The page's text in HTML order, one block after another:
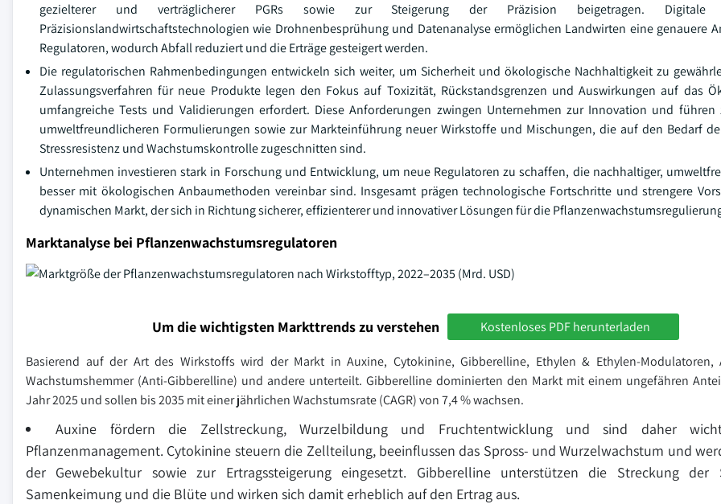
gezielterer und verträglicherer PGRs sowie zur Steigerung der Präzision beigetragen.
Präzisionslandwirtschaftstechnologien wie Drohnenbesprühung und Datenanalyse ermöglichen Landwirten eine genauere
Regulatoren, wodurch Abfall reduziert und die Erträge gesteigert werden.
Die regulatorischen Rahmenbedingungen entwickeln sich weiter, um Sicherheit und ökologische Nachhaltigkeit zu
Zulassungsverfahren für neue Produkte legen den Fokus auf Toxizität, Rückstandsgrenzen und Auswirkungen auf das
umfangreiche Tests und Validierungen erfordert. Diese Anforderungen zwingen Unternehmen zur Innovation und führen
umweltfreundlicheren Formulierungen sowie zur Markteinführung neuer Wirkstoffe und Mischungen, die auf den Bedarf
Stressresistenz und Wachstumskontrolle zugeschnitten sind.
Unternehmen investieren stark in Forschung und Entwicklung, um neue Regulatoren zu schaffen, die nachhaltiger,
besser mit ökologischen Anbaumethoden vereinbar sind. Insgesamt prägen technologische Fortschritte und strengere
dynamischen Markt, der sich in Richtung sicherer, effizienterer und innovativer Lösungen für die
Marktanalyse bei Pflanzenwachstumsregulatoren
Um die wichtigsten Markttrends zu verstehen Kostenloses PDF herunterladen
Basierend auf der Art des Wirkstoffs wird der Markt in Auxine, Cytokinine, Gibberelline, Ethylen & Ethylen-Modulatoren,
Wachstumshemmer (Anti-Gibberelline) und andere unterteilt. Gibberelline dominierten den Markt mit einem ungefähren
Jahr 2025 und sollen bis 2035 mit einer jährlichen Wachstumsrate (CAGR) von 7,4 % wachsen.
Auxine fördern die Zellstreckung, Wurzelbildung und Fruchtentwicklung und sind daher
Pflanzenmanagement. Cytokinine steuern die Zellteilung, beeinflussen das Spross- und Wurzelwachstum und
der Gewebekultur sowie zur Ertragssteigerung eingesetzt. Gibberelline unterstützen die Streckung der
Samenkeimung und die Blüte und wirken sich damit erheblich auf den Ertrag aus.